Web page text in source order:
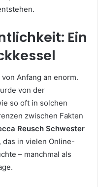
Ein
Anfang an enorm.
von der
so oft in solchen
zwischen Fakten
Reusch Schwester
in vielen Online-
– manchmal als